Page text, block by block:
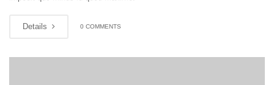
Details 0 COMMENTS